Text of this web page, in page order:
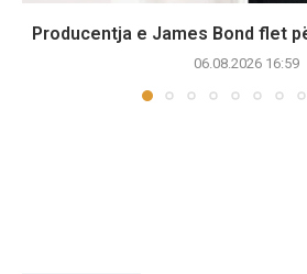
Producentja e James Bond flet
06.08.2026 16:59